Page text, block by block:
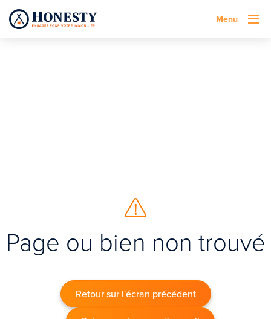
Menu
Page ou bien non trouvé
Retour sur l'écran précédent